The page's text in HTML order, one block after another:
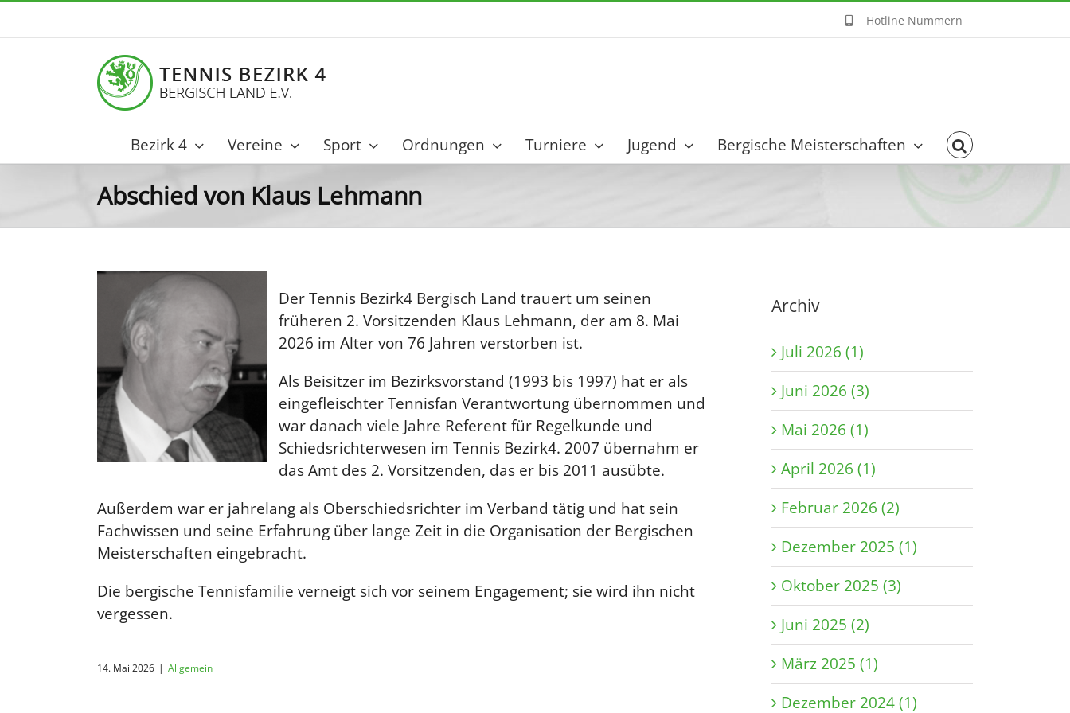
Inhalt
Hotline Nummern
Bezirk 4 Vereine Sport Ordnungen Turniere Jugend Bergische Meisterschaften
Abschied von Klaus Lehmann
Der Tennis Bezirk4 Bergisch Land trauert um seinen
früheren 2. Vorsitzenden Klaus Lehmann, der am 8. Mai
2026 im Alter von 76 Jahren verstorben ist.
Als Beisitzer im Bezirksvorstand (1993 bis 1997) hat er als
eingefleischter Tennisfan Verantwortung übernommen und
war danach viele Jahre Referent für Regelkunde und
Schiedsrichterwesen im Tennis Bezirk4. 2007 übernahm er
das Amt des 2. Vorsitzenden, das er bis 2011 ausübte.
Außerdem war er jahrelang als Oberschiedsrichter im Verband tätig und hat sein
Fachwissen und seine Erfahrung über lange Zeit in die Organisation der Bergischen
Meisterschaften eingebracht.
Die bergische Tennisfamilie verneigt sich vor seinem Engagement; sie wird ihn nicht
vergessen.
14. Mai 2026 | Allgemein
Archiv
Juli 2026 (1)
Juni 2026 (3)
Mai 2026 (1)
April 2026 (1)
Februar 2026 (2)
Dezember 2025 (1)
Oktober 2025 (3)
Juni 2025 (2)
März 2025 (1)
Dezember 2024 (1)